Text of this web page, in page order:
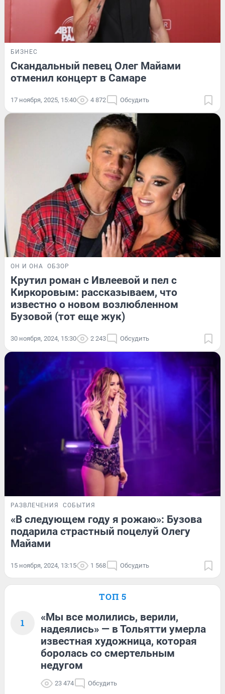
БИЗНЕС
Скандальный певец Олег Майами
отменил концерт в Самаре
17 ноября, 2025, 15:40 4 872 Обсудить
ОН И ОНА ОБЗОР
Крутил роман с Ивлеевой и пел с
Киркоровым: рассказываем, что
известно о новом возлюбленном
Бузовой (тот еще жук)
30 ноября, 2024, 15:30 2 243 Обсудить
РАЗВЛЕЧЕНИЯ СОБЫТИЯ
«В следующем году я рожаю»: Бузова
подарила страстный поцелуй Олегу
Майами
15 ноября, 2024, 13:15 1 568 Обсудить
ТОП 5
1
«Мы все молились, верили,
надеялись» — в Тольятти умерла
известная художница, которая
боролась со смертельным
недугом
23 474 Обсудить